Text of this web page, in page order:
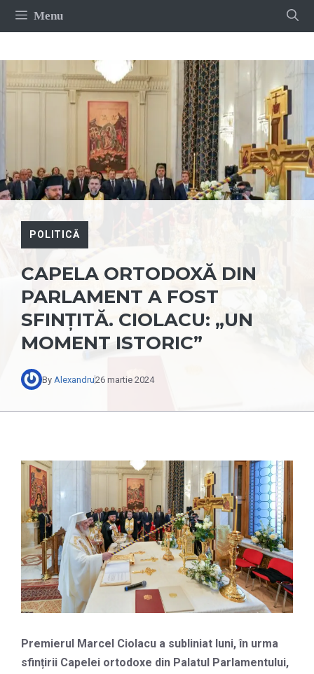
Sari
Menu
POLITICĂ
CAPELA ORTODOXĂ DIN
PARLAMENT A FOST
SFINȚITĂ. CIOLACU: „UN
MOMENT ISTORIC”
By Alexandru26 martie 2024
Premierul Marcel Ciolacu a subliniat luni, în urma
sfințirii Capelei ortodoxe din Palatul Parlamentului,